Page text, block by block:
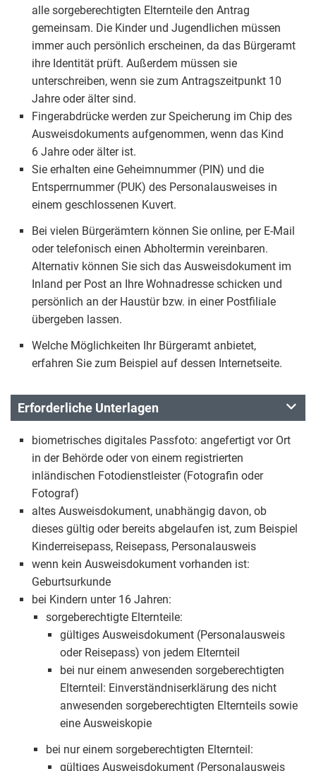
alle sorgeberechtigten Elternteile den Antrag
gemeinsam. Die Kinder und Jugendlichen müssen
immer auch persönlich erscheinen, da das Bürgeramt
ihre Identität prüft. Außerdem müssen sie
unterschreiben, wenn sie zum Antragszeitpunkt 10
Jahre oder älter sind.
Fingerabdrücke werden zur Speicherung im Chip des
Ausweisdokuments aufgenommen, wenn das Kind
6 Jahre oder älter ist.
Sie erhalten eine Geheimnummer (PIN) und die
Entsperrnummer (PUK) des Personalausweises in
einem geschlossenen Kuvert.
Bei vielen Bürgerämtern können Sie online, per E-Mail
oder telefonisch einen Abholtermin vereinbaren.
Alternativ können Sie sich das Ausweisdokument im
Inland per Post an Ihre Wohnadresse schicken und
persönlich an der Haustür bzw. in einer Postfiliale
übergeben lassen.
Welche Möglichkeiten Ihr Bürgeramt anbietet,
erfahren Sie zum Beispiel auf dessen Internetseite.
Erforderliche Unterlagen
biometrisches digitales Passfoto: angefertigt vor Ort
in der Behörde oder von einem registrierten
inländischen Fotodienstleister (Fotografin oder
Fotograf)
altes Ausweisdokument, unabhängig davon, ob
dieses gültig oder bereits abgelaufen ist, zum Beispiel
Kinderreisepass, Reisepass, Personalausweis
wenn kein Ausweisdokument vorhanden ist:
Geburtsurkunde
bei Kindern unter 16 Jahren:
sorgeberechtigte Elternteile:
gültiges Ausweisdokument (Personalausweis
oder Reisepass) von jedem Elternteil
bei nur einem anwesenden sorgeberechtigten
Elternteil: Einverständniserklärung des nicht
anwesenden sorgeberechtigten Elternteils sowie
eine Ausweiskopie
bei nur einem sorgeberechtigten Elternteil:
gültiges Ausweisdokument (Personalausweis